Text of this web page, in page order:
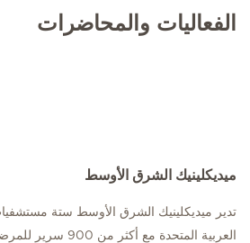
الفعاليات والمحاضرات
ميديكلينيك الشرق الأوسط
تدير ميديكلينيك الشرق الأوسط ستة
العربية المتحدة مع